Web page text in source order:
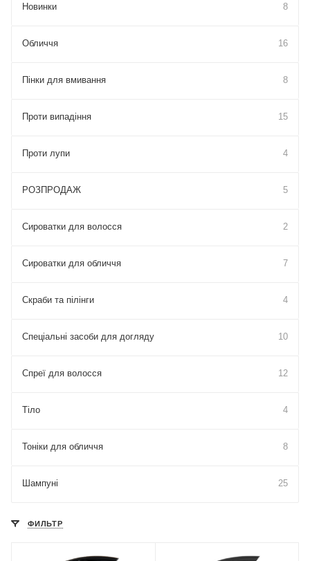
Новинки 8
Обличчя 16
Пінки для вмивання 8
Проти випадіння 15
Проти лупи 4
РОЗПРОДАЖ 5
Сироватки для волосся 2
Сироватки для обличчя 7
Скраби та пілінги 4
Спеціальні засоби для догляду 10
Спреї для волосся 12
Тіло 4
Тоніки для обличчя 8
Шампуні 25
ФИЛЬТР